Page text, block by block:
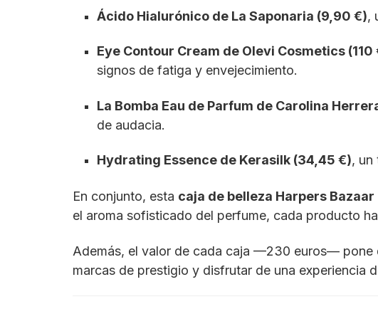
Ácido Hialurónico de La Saponaria (9,90 €),
Eye Contour Cream de Olevi Cosmetics (110
signos de fatiga y envejecimiento.
La Bomba Eau de Parfum de Carolina
de audacia.
Hydrating Essence de Kerasilk (34,45 €), un
En conjunto, esta caja de belleza Harpers Bazaar
el aroma sofisticado del perfume, cada producto
Además, el valor de cada caja —230 euros— pone
marcas de prestigio y disfrutar de una experiencia